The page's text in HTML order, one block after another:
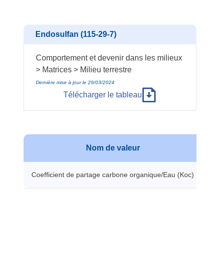
Endosulfan (115-29-7)
Comportement et devenir dans les milieux
> Matrices > Milieu terrestre
Dernière mise à jour le 29/03/2024
Télécharger le tableau
Nom de valeur
Coefficient de partage carbone organique/Eau (Koc)